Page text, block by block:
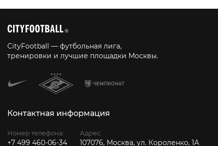
CityFootball — футбольная лига,
тренировки и лучшие площадки Москвы.
Контактная информация
Номер телефона:
+7 499 460-06-34
Адрес:
107076, Москва, ул. Короленко, 1А